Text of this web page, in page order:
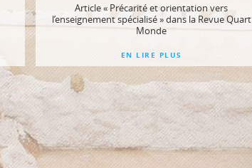
Article « Précarité et orientation vers
l’enseignement spécialisé » dans la Revue Quart
Monde
EN LIRE PLUS